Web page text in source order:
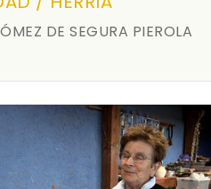
DE SEGURA PIEROLA